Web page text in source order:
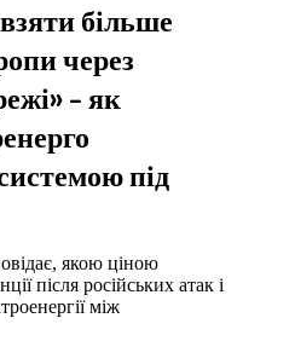
більше
через
– як
під
якою ціною
після російських атак і
між